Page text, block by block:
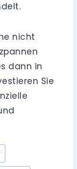
nicht
dann in
Sie